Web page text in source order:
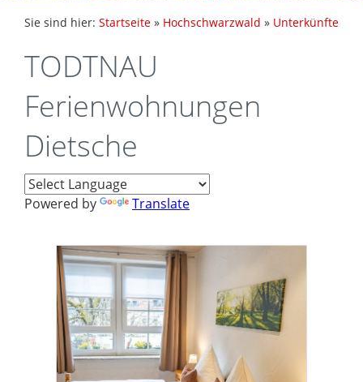
Sie sind hier: Startseite » Hochschwarzwald » Unterkünfte
TODTNAU
Ferienwohnungen
Dietsche
Powered by Translate